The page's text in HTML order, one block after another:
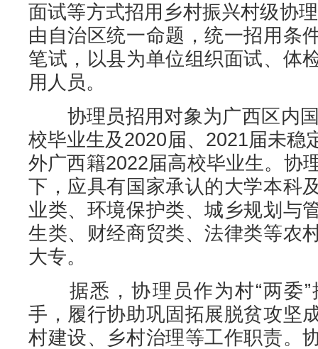
面试等方式招用乡村振兴村级协
由自治区统一命题，统一招用条
笔试，以县为单位组织面试、体
用人员。
协理员招用对象为广西区内国
校毕业生及2020届、2021届未稳
外广西籍2022届高校毕业生。协
下，应具有国家承认的大学本科
业类、环境保护类、城乡规划与
生类、财经商贸类、法律类等农
大专。
据悉，协理员作为村“两委”
手，履行协助巩固拓展脱贫攻坚
村建设、乡村治理等工作职责。